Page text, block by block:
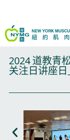
容
2024 道教青
关注日讲座日